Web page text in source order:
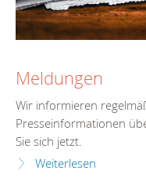
Meldungen
Wir informieren
Presseinformationen
Sie sich jetzt.
Weiterlesen